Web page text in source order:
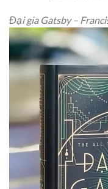
Đại gia Gatsby –